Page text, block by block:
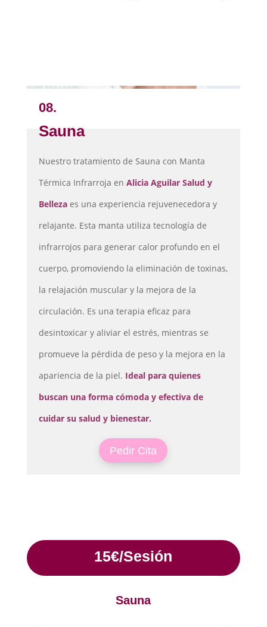
08.
Sauna
Nuestro tratamiento de Sauna con Manta
Térmica Infrarroja en Alicia Aguilar Salud y
Belleza es una experiencia rejuvenecedora y
relajante. Esta manta utiliza tecnología de
infrarrojos para generar calor profundo en el
cuerpo, promoviendo la eliminación de toxinas,
la relajación muscular y la mejora de la
circulación. Es una terapia eficaz para
desintoxicar y aliviar el estrés, mientras se
promueve la pérdida de peso y la mejora en la
apariencia de la piel. Ideal para quienes
buscan una forma cómoda y efectiva de
cuidar su salud y bienestar.
Pedir Cita
15€/Sesión
Sauna